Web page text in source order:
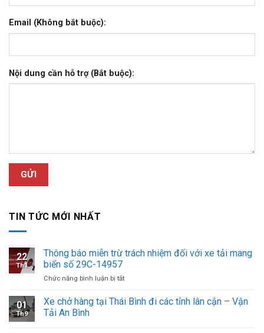
Email (Không bắt buộc):
Nội dung cần hỗ trợ (Bắt buộc):
TIN TỨC MỚI NHẤT
22
Th1
Thông báo miễn trừ trách nhiệm đối với xe tải mang
biển số 29C-14957
Chức năng bình luận bị tắtở
báo
01
Th9
Xe chở hàng tại Thái Bình đi các tỉnh lân cận – Vận
Tải An Bình